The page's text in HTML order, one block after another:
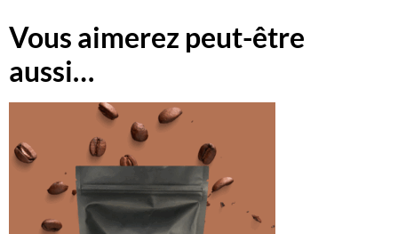
Vous aimerez peut-être
aussi…